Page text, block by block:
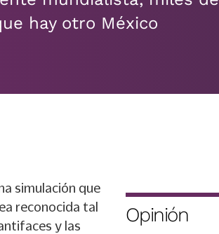
hay otro México
simulación que
reconocida tal
y las
Opinión